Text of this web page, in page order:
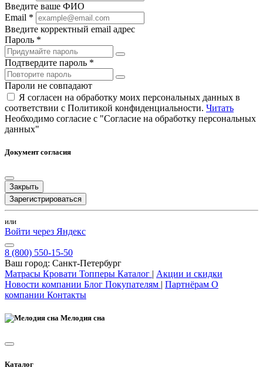
Введите ваше ФИО
Email *
Введите корректный email адрес
Пароль *
Подтвердите пароль *
Пароли не совпадают
Я согласен на обработку моих персональных данных в
соответствии с Политикой конфиденциальности. Читать
Необходимо согласие с "Согласие на обработку персональных
данных"
Документ согласия
Закрыть
Зарегистрироваться
или
Войти через Яндекс
8 (800) 550-15-50
Ваш город: Санкт-Петербург
Матрасы Кровати Топперы Каталог | Акции и скидки
Новости компании Блог Покупателям | Партнёрам О
компании Контакты
Мелодия сна
Каталог